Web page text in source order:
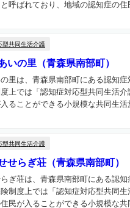
と呼ばれており、地域の認知症の
型共同生活介護
いの里（青森県南部町）
里は、青森県南部町にある認知
上では「認知症対応型共同生活
ることができる小規模な共同生
型共同生活介護
せらぎ荘（青森県南部町）
ぎ荘は、青森県南部町にある認
制度上では「認知症対応型共同
民が入ることができる小規模な